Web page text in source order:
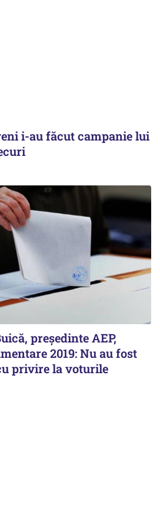
i-au făcut campanie lui
preşedinte AEP,
2019: Nu au fost
privire la voturile